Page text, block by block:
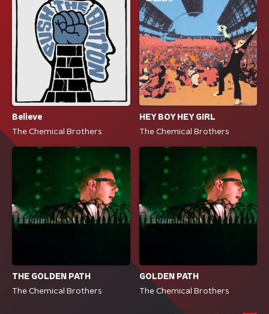
Believe
The Chemical Brothers
HEY BOY HEY GIRL
The Chemical Brothers
THE GOLDEN PATH
The Chemical Brothers
GOLDEN PATH
The Chemical Brothers